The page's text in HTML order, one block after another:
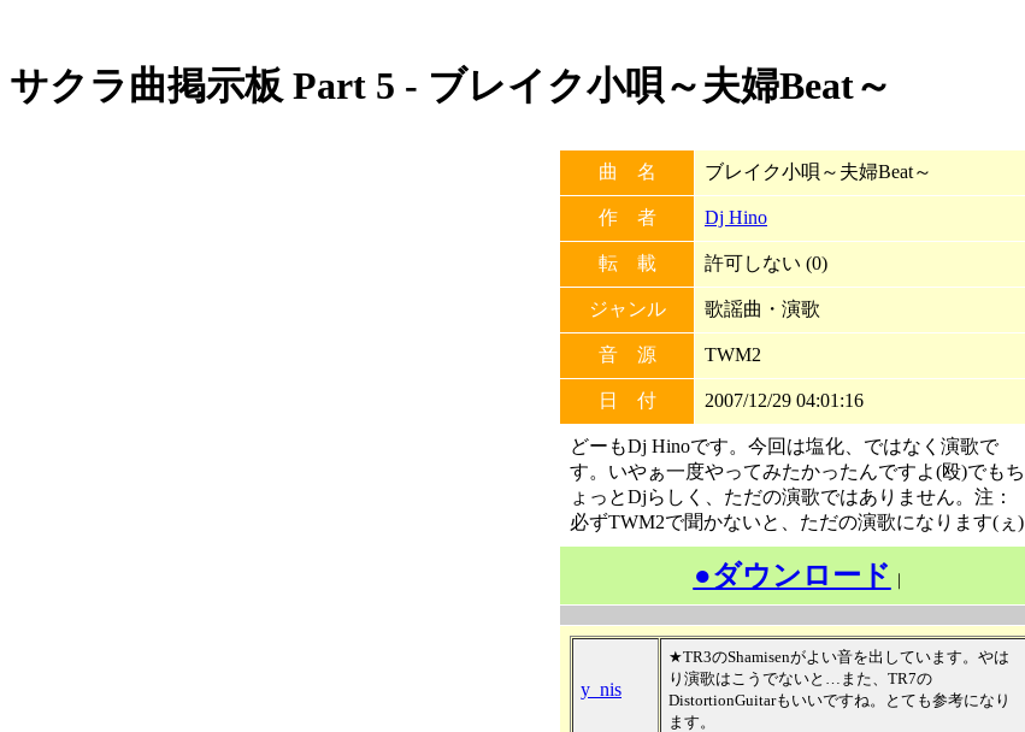
サクラ曲掲示板 Part 5 - ブレイク小唄～夫婦Beat～
曲 名 ブレイク小唄～夫婦Beat～
作 者 Dj Hino
転 載 許可しない (0)
ジャンル 歌謡曲・演歌
音 源 TWM2
日 付 2007/12/29 04:01:16
どーもDj Hinoです。今回は塩化、ではなく演歌で
す。いやぁ一度やってみたかったんですよ(殴)でもち
ょっとDjらしく、ただの演歌ではありません。注：
必ずTWM2で聞かないと、ただの演歌になります(ぇ)
●ダウンロード ｜
y_nis
★TR3のShamisenがよい音を出しています。やは
り演歌はこうでないと…また、TR7の
DistortionGuitarもいいですね。とても参考になり
ます。